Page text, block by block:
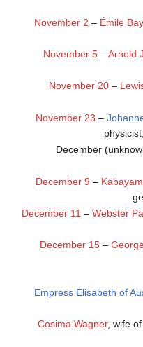
November 2 – Émile
November 5–Arnold
November 20–
November 23 –
physicist,
December
December 9 –
December 11 – Webster
December 15–
Empress Elisabeth of
Cosima Wagner, wife